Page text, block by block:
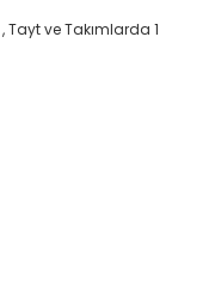
,Tayt ve Takımlarda 1